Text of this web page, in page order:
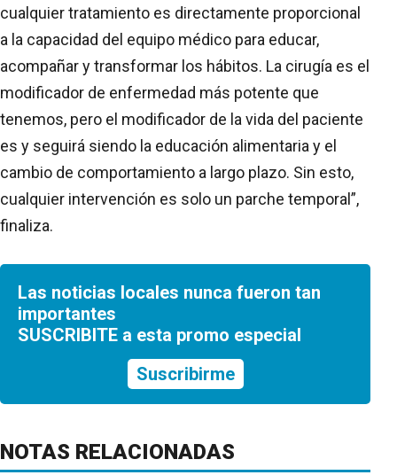
cualquier tratamiento es directamente proporcional
a la capacidad del equipo médico para educar,
acompañar y transformar los hábitos. La cirugía es el
modificador de enfermedad más potente que
tenemos, pero el modificador de la vida del paciente
es y seguirá siendo la educación alimentaria y el
cambio de comportamiento a largo plazo. Sin esto,
cualquier intervención es solo un parche temporal”,
finaliza.
Las noticias locales nunca fueron tan
importantes
SUSCRIBITE a esta promo especial
Suscribirme
NOTAS RELACIONADAS